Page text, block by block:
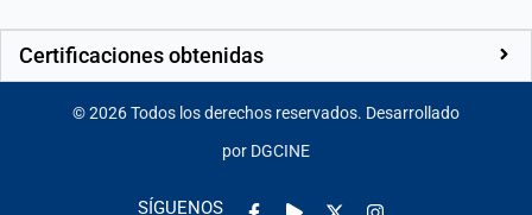
Certificaciones obtenidas
©2026Todos los derechos reservados. Desarrollado
por DGCINE
SÍGUENOS
Facebook-
Play Instagram